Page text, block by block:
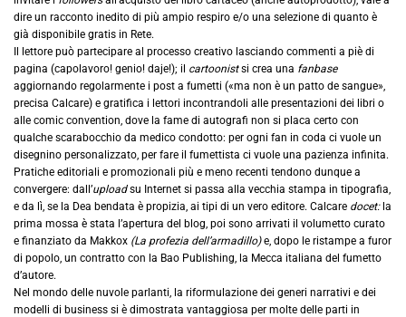
dire un racconto inedito di più ampio respiro e/o una selezione di quanto è
già disponibile gratis in Rete.
Il lettore può partecipare al processo creativo lasciando commenti a piè di
pagina (capolavoro! genio! daje!); il cartoonistsi crea una fanbase
aggiornando regolarmente i post a fumetti («ma non è un patto de sangue»,
precisa Calcare) e gratifica i lettori incontrandoli alle presentazioni dei libri o
alle comic convention, dove la fame di autografi non si placa certo con
qualche scarabocchio da medico condotto: per ogni fan in coda ci vuole un
disegnino personalizzato, per fare il fumettista ci vuole una pazienza infinita.
Pratiche editoriali e promozionali più e meno recenti tendono dunque a
convergere: dall’uploadsu Internet si passa alla vecchia stampa in tipografia,
e da lì, se la Dea bendata è propizia, ai tipi di un vero editore. Calcare docet: la
prima mossa è stata l’apertura del blog, poi sono arrivati il volumetto curato
e finanziato da Makkox (La profezia dell’armadillo)e, dopo le ristampe a furor
di popolo, un contratto con la Bao Publishing, la Mecca italiana del fumetto
d’autore.
Nel mondo delle nuvole parlanti, la riformulazione dei generi narrativi e dei
modelli di business si è dimostrata vantaggiosa per molte delle parti in